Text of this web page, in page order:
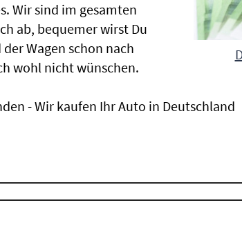
Wir sind im gesamten
ab, bequemer wirst Du
Wagen schon nach
wohl nicht wünschen.
- Wir kaufen Ihr Auto in Deutschland